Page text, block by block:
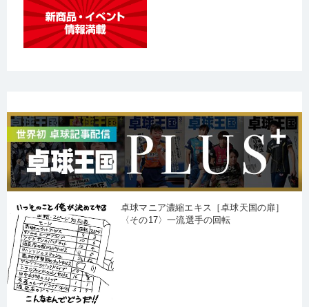
卓球マニア濃縮エキス［卓球天国の扉］
〈その17〉一流選手の回転